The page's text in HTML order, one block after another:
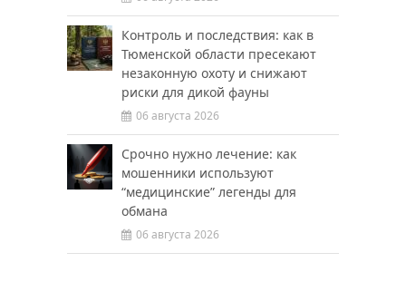
Контроль и последствия: как в
Тюменской области пресекают
незаконную охоту и снижают
риски для дикой фауны
06 августа 2026
Срочно нужно лечение: как
мошенники используют
“медицинские” легенды для
обмана
06 августа 2026